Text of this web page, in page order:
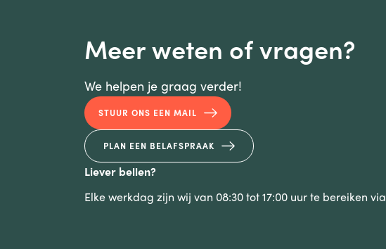
Meer weten of vragen?
We helpen je graag verder!
STUUR ONS EEN MAIL
PLAN EEN BELAFSPRAAK
Liever bellen?
Elke werkdag zijn wij van 08:30 tot 17:00 uur te bereiken via